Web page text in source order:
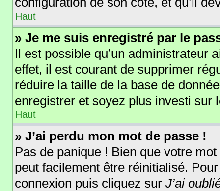
Haut
» Je me suis enregistré par le
Il est possible qu’un administrateur
effet, il est courant de supprimer
réduire la taille de la base de
enregistrer et soyez plus investi sur
Haut
» J’ai perdu mon mot de passe !
Pas de panique ! Bien que votre
peut facilement être réinitialisé.
connexion puis cliquez sur J’ai